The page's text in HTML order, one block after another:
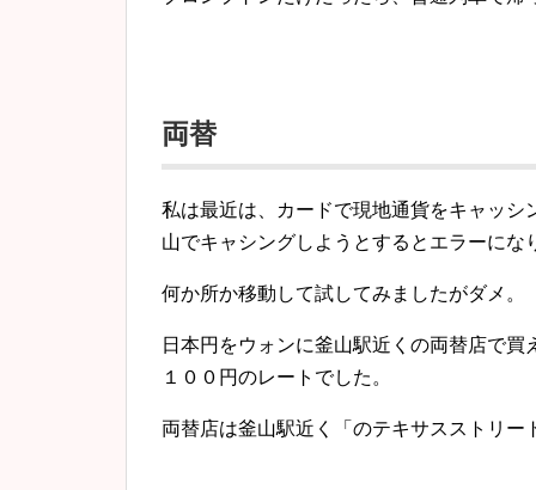
両替
私は最近は、カードで現地通貨をキャッ
山でキャシングしようとするとエラーにな
何か所か移動して試してみましたがダメ。
日本円をウォンに釜山駅近くの両替店で
１００円のレートでした。
両替店は釜山駅近く「のテキサスストリ